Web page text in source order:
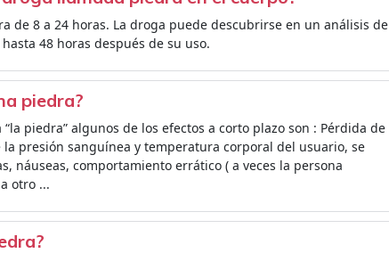
de 8 a 24 horas. La droga puede descubrirse en un análisis de
48 horas después de su uso.
piedra?
piedra” algunos de los efectos a corto plazo son : Pérdida de
presión sanguínea y temperatura corporal del usuario, se
náuseas, comportamiento errático ( a veces la persona
otro ...